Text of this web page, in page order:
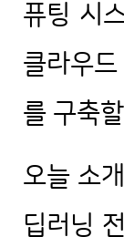
퓨팅 시
클라우
를 구축
오늘 소
딥러닝